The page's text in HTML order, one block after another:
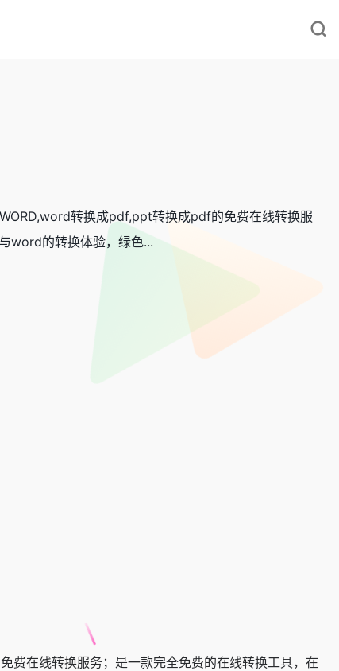
转换成pdf,ppt转换成pdf的免费在线转换服
word的转换体验，绿色...
在线转换服务；是一款完全免费的在线转换工具，在